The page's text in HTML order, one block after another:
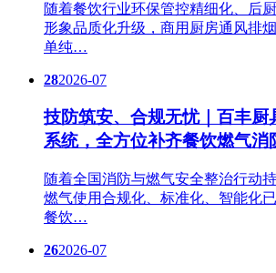
随着餐饮行业环保管控精细化、后
形象品质化升级，商用厨房通风排
单纯…
282026-07
技防筑安、合规无忧｜百丰厨
系统，全方位补齐餐饮燃气消
随着全国消防与燃气安全整治行动
燃气使用合规化、标准化、智能化
餐饮…
262026-07